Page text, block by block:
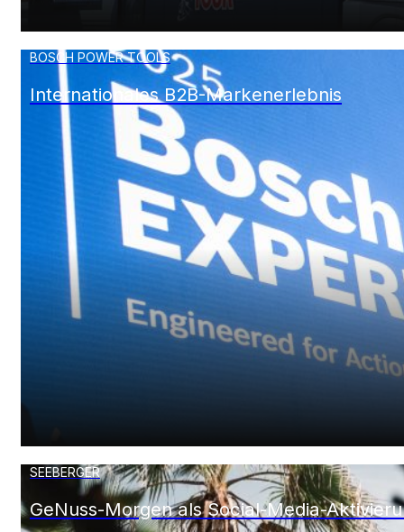
BOSCH POWER TOOLS
Internationales B2B-Markenerlebnis